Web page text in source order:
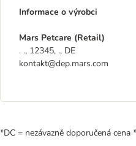
Informace o výrobci
Mars Petcare (Retail)
. ., 12345, ., DE
kontakt@dep.mars.com
*DC = nezávazně doporučená